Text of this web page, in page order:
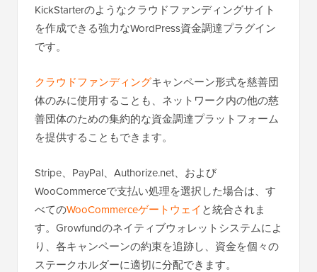
KickStarterのようなクラウドファンディングサイト
を作成できる強力なWordPress資金調達プラグイン
です。
クラウドファンディングキャンペーン形式を慈善団
体のみに使用することも、ネットワーク内の他の慈
善団体のための集約的な資金調達プラットフォーム
を提供することもできます。
Stripe、PayPal、Authorize.net、および
WooCommerceで支払い処理を選択した場合は、す
べてのWooCommerceゲートウェイと統合されま
す。Growfundのネイティブウォレットシステムによ
り、各キャンペーンの約束を追跡し、資金を個々の
ステークホルダーに適切に分配できます。